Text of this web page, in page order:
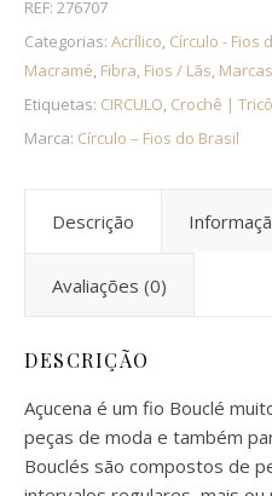
REF: 276707
Categorias: Acrílico, Círculo - Fios
Macramé, Fibra, Fios / Lãs, Marcas
Etiquetas: CIRCULO, Crochê | Tricô
Marca: Círculo – Fios do Brasil
Descrição
Avaliações (0)
DESCRIÇÃO
Açucena é um fio Bouclé
peças de moda e também
Bouclés são compostos de